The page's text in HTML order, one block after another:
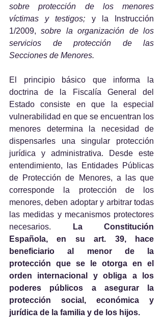
sobre protección de los menores
víctimas y testigos; y la Instrucción
1/2009, sobre la organización de los
servicios de protección de las
Secciones de Menores.
El principio básico que informa la
doctrina de la Fiscalía General del
Estado consiste en que la especial
vulnerabilidad en que se encuentran los
menores determina la necesidad de
dispensarles una singular protección
jurídica y administrativa. Desde este
entendimiento, las Entidades Públicas
de Protección de Menores, a las que
corresponde la protección de los
menores, deben adoptar y arbitrar todas
las medidas y mecanismos protectores
necesarios.
La Constitución
Española, en su art. 39, hace
beneficiario al menor de la
protección que se le otorga en el
orden internacional y obliga a los
poderes públicos a asegurar la
protección social, económica y
jurídica de la familia y de los hijos.